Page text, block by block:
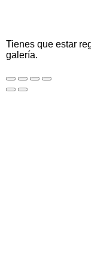
Tienes que estar
galería.